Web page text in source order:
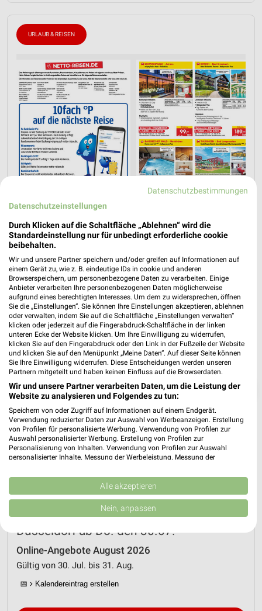
URLAUB & REISEN
Jetzt alle "Urlaub & Reisen" Themen entdecken!
❯
Netto Marken-Discount Prospekt für
Düsseldorf ab Do. den 30.07.
Online-Angebote August 2026
Gültig von 30. Jul. bis 31. Aug.
📅 Kalendereintrag erstellen
Datenschutzbestimmungen
Datenschutzeinstellungen
Durch Klicken auf die Schaltfläche „Ablehnen“ wird die
Standardeinstellung nur für unbedingt erforderliche cookie
beibehalten.
Wir und unsere Partner speichern und/oder greifen auf Informationen auf
einem Gerät zu, wie z. B. eindeutige IDs in cookie und anderen
Browserspeichern, um personenbezogene Daten zu verarbeiten. Einige
Anbieter verarbeiten Ihre personenbezogenen Daten möglicherweise
aufgrund eines berechtigten Interesses. Um dem zu widersprechen, öffnen
Sie die „Einstellungen“. Sie können Ihre Einstellungen akzeptieren, ablehnen
oder verwalten, indem Sie auf die Schaltfläche „Einstellungen verwalten“
klicken oder jederzeit auf die Fingerabdruck-Schaltfläche in der linken
unteren Ecke der Website klicken. Um Ihre Einwilligung zu widerrufen,
klicken Sie auf den Fingerabdruck oder den Link in der Fußzeile der Website
und klicken Sie auf den Menüpunkt „Meine Daten“. Auf dieser Seite können
Sie Ihre Einwilligung widerrufen. Diese Entscheidungen werden unseren
Partnern mitgeteilt und haben keinen Einfluss auf die Browserdaten.
Wir und unsere Partner verarbeiten Daten, um die Leistung der
Website zu analysieren und Folgendes zu tun:
Speichern von oder Zugriff auf Informationen auf einem Endgerät.
Verwendung reduzierter Daten zur Auswahl von Werbeanzeigen. Erstellung
von Profilen für personalisierte Werbung. Verwendung von Profilen zur
Auswahl personalisierter Werbung. Erstellung von Profilen zur
Personalisierung von Inhalten. Verwendung von Profilen zur Auswahl
personalisierter Inhalte. Messung der Werbeleistung. Messung der
Kombinationen von Daten aus verschiedenen Quellen. Entwicklung und
Verbesserung der Angebote. Verwendung reduzierter Daten zur Auswahl
von Inhalten.
Daten können außerhalb der Europäischen Union weitergegeben und in die
USA gesendet werden.
Website/App.
Partnerliste anzeigen (1 IAB-Anbieter)
Wir nutzen Ihre Daten für folgende Zwecke:
IAB-Verarbeitungszwecke:
auf einem Endgerät
Alle akzeptieren
Nein, anpassen